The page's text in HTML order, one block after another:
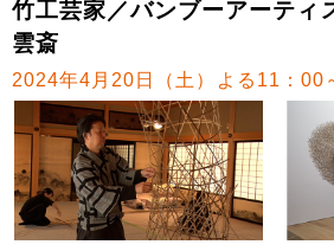
竹工芸家／バンブーアーティ
雲斎
2024年4月20日（土）よる11：00